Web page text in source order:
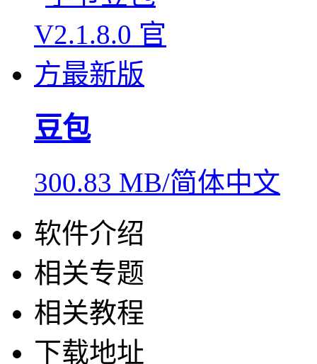
豆包
300.83 MB/简体中文
软件介绍
相关专题
相关教程
下载地址